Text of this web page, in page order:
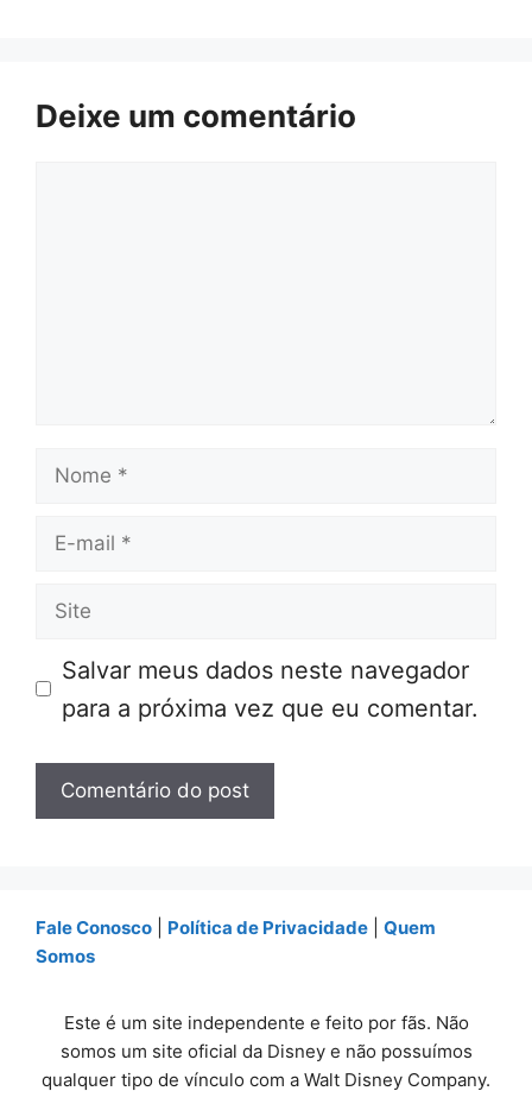
Deixe um comentário
Nome
E-
Site
Salvar meus dados neste navegador
para a próxima vez que eu comentar.
Fale Conosco Política de Privacidade
Quem
Somos
Este é um site independente e feito por fãs. Não
somos um site oficial da Disney e não possuímos
qualquer tipo de vínculo com a Walt Disney Company.